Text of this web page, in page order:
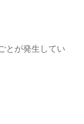
とが発生してい